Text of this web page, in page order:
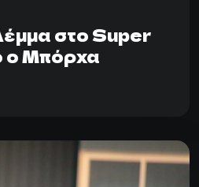
στο Super
ο Μπόρχα